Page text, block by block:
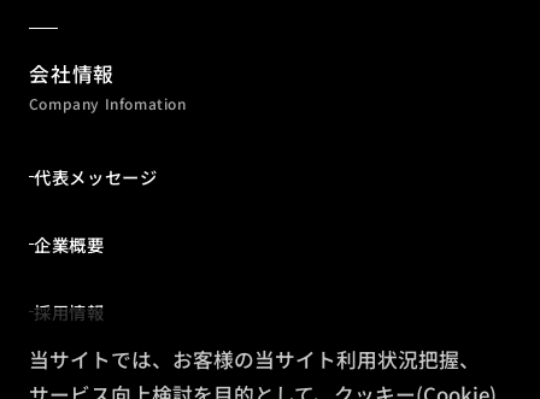
当サイトでは、お客様の当サイト利用状況把握、
会社情報
Company Infomation
代表メッセージ
企業概要
採用情報